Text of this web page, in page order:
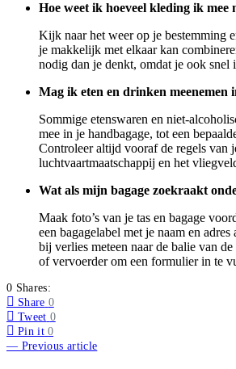
Hoe weet ik hoeveel kleding ik mee
Kijk naar het weer op je bestemming
je makkelijk met elkaar kan
nodig dan je denkt, omdat je ook snel
Mag ik eten en drinken meenemen
Sommige etenswaren en niet-
mee in je handbagage, tot een
Controleer altijd vooraf de regels van
luchtvaartmaatschappij en het
Wat als mijn bagage zoekraakt
Maak foto’s van je tas en bagage
een bagagelabel met je naam en
bij verlies meteen naar de balie van
of vervoerder om een formulier in te
0 Shares:
Share 0
Tweet 0
Pin it 0
— Previous article